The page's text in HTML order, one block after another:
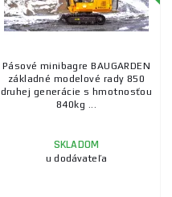
Pásové minibagre BAUGARDEN
základné modelové rady 850
druhej generácie s hmotnosťou
840kg ...
SKLADOM
u dodávateľa